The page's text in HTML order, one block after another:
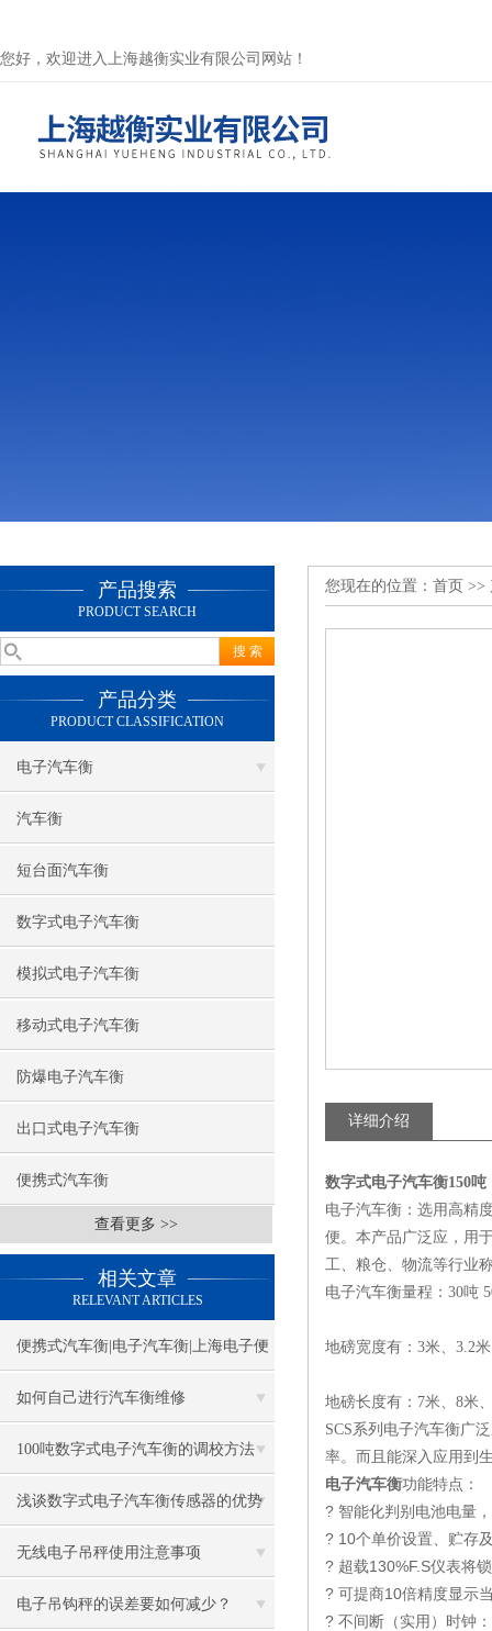
您好，欢迎进入上海越衡实业有限公司网站！
产品搜索
PRODUCT SEARCH
产品分类
PRODUCT CLASSIFICATION
电子汽车衡
汽车衡
短台面汽车衡
数字式电子汽车衡
模拟式电子汽车衡
移动式电子汽车衡
防爆电子汽车衡
出口式电子汽车衡
便携式汽车衡
查看更多 >>
相关文章
RELEVANT ARTICLES
便携式汽车衡|电子汽车衡|上海电子便
携式汽车衡厂家
如何自己进行汽车衡维修
100吨数字式电子汽车衡的调校方法
浅谈数字式电子汽车衡传感器的优势
无线电子吊秤使用注意事项
电子吊钩秤的误差要如何减少？
您现在的位置： 首页 >>
详细介绍
数字式电子汽车衡150吨
电子汽车衡 ： 选用高精
便。本产品广泛应，用
工、粮仓、物流等行业
电子汽车衡量程：30吨
地磅宽度有：3米、3.2
地磅长度有：7米、8米
SCS系列电子汽车衡广
率。而且能深入应用到
电子汽车衡功能特点：
? 智能化判别电池电量
? 10个单价设置、贮存
? 超载130%F.S仪表将
? 可提商10倍精度显示
? 不间断（实用）时钟